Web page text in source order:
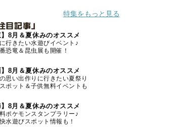
特集をもっと見る
記事」
】8月＆夏休みのオススメ
行きたい水遊びイベント♪
恐竜＆昆虫展も開催！
】8月＆夏休みのオススメ
思い出作りに行きたい夏祭り
ポット＆子供無料イベントも
】8月＆夏休みのオススメ
ポケモンスタンプラリー♪
水遊びスポット情報も！